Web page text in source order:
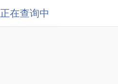
正在查询中